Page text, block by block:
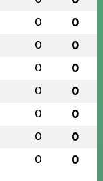
0 0
0 0
0 0
0 0
0 0
0 0
0 0